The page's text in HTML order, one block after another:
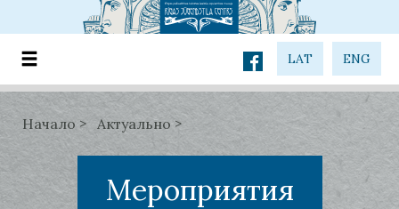
LAT ENG
Начало Актуально
Мероприятия